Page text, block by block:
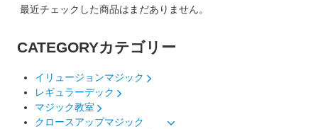
最近チェックした商品はまだありません。
CATEGORYカテゴリー
イリュージョンマジック
レギュラーデック
マジック教室
クロースアップマジック